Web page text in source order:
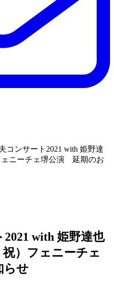
コンサート2021 with 姫野達
ェニーチェ堺公演 延期のお
with 姫野達也
祝）フェニーチェ
らせ